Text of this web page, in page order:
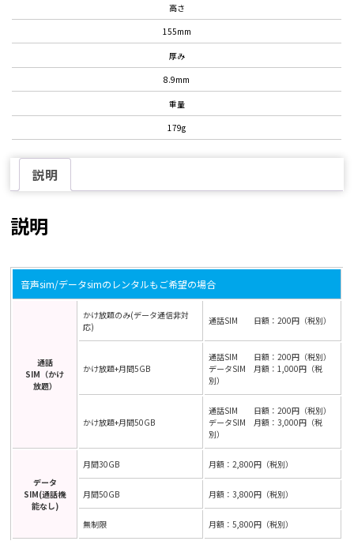
高さ
155mm
厚み
8.9mm
重量
179g
説明
説明
音声sim/データsimのレンタルもご希望の場合
通話
SIM（かけ
放題）
かけ放題のみ(データ通信非対
応)
通話SIM 日額：200円（税別）
かけ放題+月間5GB
通話SIM 日額：200円（税別）
データSIM 月額：1,000円（税
別）
かけ放題+月間50GB
通話SIM 日額：200円（税別）
データSIM 月額：3,000円（税
別）
データ
SIM(通話機
能なし)
月間30GB 月額：2,800円（税別）
月間50GB 月額：3,800円（税別）
無制限 月額：5,800円（税別）